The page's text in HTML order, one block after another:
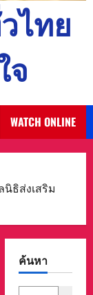
ไทย
จ
WATCH ONLINE
ธิส่งเสริม
ค้นหา